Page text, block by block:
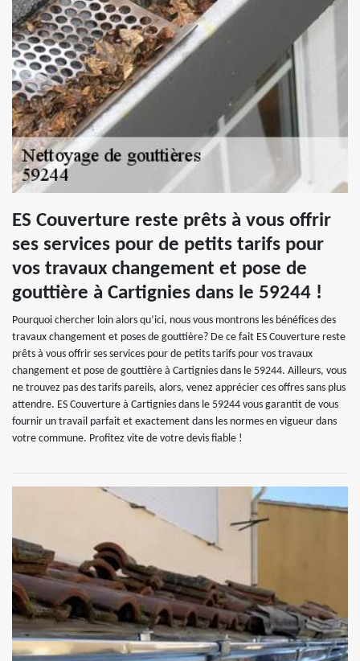
ES Couverture reste prêts à vous offrir
ses services pour de petits tarifs pour
vos travaux changement et pose de
gouttière à Cartignies dans le 59244 !
Pourquoi chercher loin alors qu’ici, nous vous montrons les bénéfices des
travaux changement et poses de gouttière? De ce fait ES Couverture reste
prêts à vous offrir ses services pour de petits tarifs pour vos travaux
changement et pose de gouttière à Cartignies dans le 59244. Ailleurs, vous
ne trouvez pas des tarifs pareils, alors, venez apprécier ces offres sans plus
attendre. ES Couverture à Cartignies dans le 59244 vous garantit de vous
fournir un travail parfait et exactement dans les normes en vigueur dans
votre commune. Profitez vite de votre devis fiable !